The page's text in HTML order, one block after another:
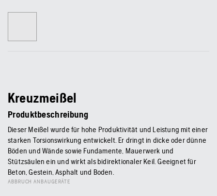
Kreuzmeißel
Produktbeschreibung
Dieser Meißel wurde für hohe Produktivität und Leistung mit einer
starken Torsionswirkung entwickelt. Er dringt in dicke oder dünne
Böden und Wände sowie Fundamente, Mauerwerk und
Stützsäulen ein und wirkt als bidirektionaler Keil. Geeignet für
Beton, Gestein, Asphalt und Boden.
ABBRUCH ANBAUGERÄTE